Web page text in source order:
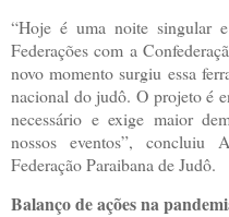
“Hoje é uma noite singular
Federações com a
novo momento surgiu essa
nacional do judô. O projeto é
necessário e exige maior
nossos eventos”, concluiu
Federação Paraibana de Judô.
Balanço de ações na